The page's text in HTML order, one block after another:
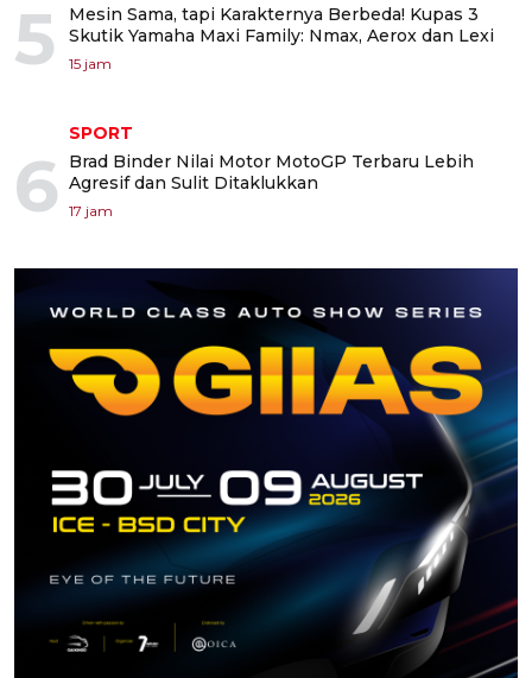
5
Mesin Sama, tapi Karakternya Berbeda! Kupas 3
Skutik Yamaha Maxi Family: Nmax, Aerox dan Lexi
15 jam
6
SPORT
Brad Binder Nilai Motor MotoGP Terbaru Lebih
Agresif dan Sulit Ditaklukkan
17 jam